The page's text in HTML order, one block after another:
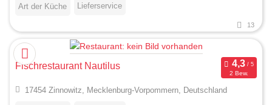
Art der Küche Lieferservice
13
Fischrestaurant Nautilus
2 Bew.
17454 Zinnowitz, Mecklenburg-Vorpommern, Deutschland